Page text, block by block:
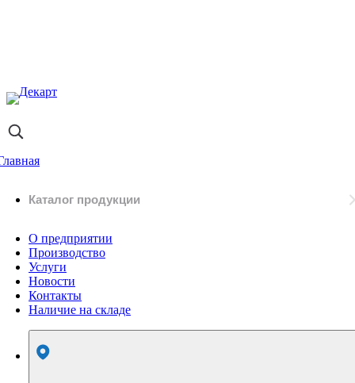
Каталог продукции
О предприятии
Производство
Услуги
Новости
Контакты
Наличие на складе